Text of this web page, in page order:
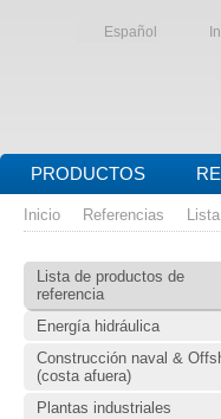
Español
PRODUCTOS
Inicio Referencias
Lista de productos de
referencia
Energía hidráulica
Construcción naval &
(costa afuera)
Plantas industriales